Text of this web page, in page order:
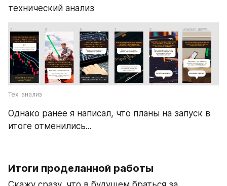
технический анализ
Тех. анализ
Однако ранее я написал, что планы на запуск в
итоге отменились...
Итоги проделанной работы